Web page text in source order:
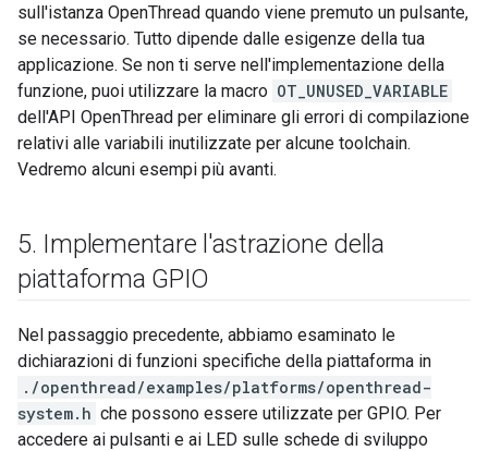
sull'istanza OpenThread quando viene premuto un pulsante,
se necessario. Tutto dipende dalle esigenze della tua
applicazione. Se non ti serve nell'implementazione della
funzione, puoi utilizzare la macro OT_UNUSED_VARIABLE
dell'API OpenThread per eliminare gli errori di compilazione
relativi alle variabili inutilizzate per alcune toolchain.
Vedremo alcuni esempi più avanti.
5. Implementare l'astrazione della
piattaforma GPIO
Nel passaggio precedente, abbiamo esaminato le
dichiarazioni di funzioni specifiche della piattaforma in
./openthread/examples/platforms/openthread-
system.h che possono essere utilizzate per GPIO. Per
accedere ai pulsanti e ai LED sulle schede di sviluppo